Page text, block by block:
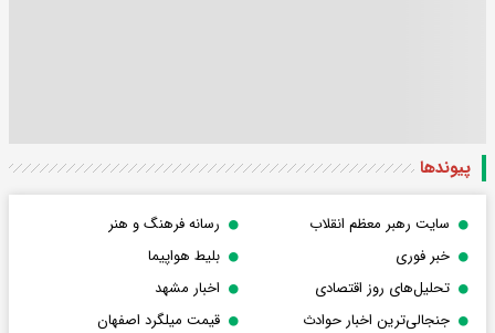
پیوندها
سایت رهبر معظم انقلاب
رسانه فرهنگ و هنر
خبر فوری
بلیط هواپیما
تحلیل‌های روز اقتصادی
اخبار مشهد
جنجالی‌ترین اخبار حوادث
قیمت میلگرد اصفهان